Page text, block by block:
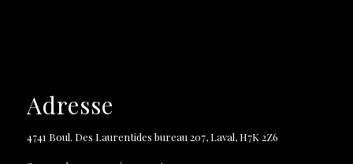
Adresse
4741 Boul. Des Laurentides bureau 207, Laval, H7K 2Z6